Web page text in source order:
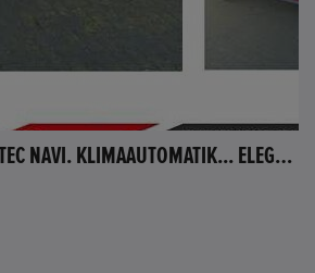
HONDA HR-V 1.6 I-DTEC NAVI. KLIMAAUTOMATIK... ELEGANCE